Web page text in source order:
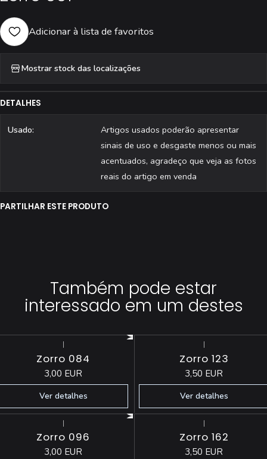
Adicionar à lista de favoritos
Mostrar stock das localizações
DETALHES
Usado:
Artigos usados poderão apresentar
sinais de uso e desgaste menos ou mais
acentuados, agradeço que veja as fotos
reais do artigo em venda
PARTILHAR ESTE PRODUTO
Também pode estar
interessado em um destes
|
Zorro 084
3,00 EUR
Ver detalhes
|
Zorro 123
3,50 EUR
Ver detalhes
|
Zorro 096
3,00 EUR
|
Zorro 162
3,50 EUR